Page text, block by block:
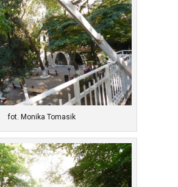
fot. Monika Tomasik